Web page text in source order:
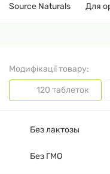
Модифікації товару:
120 таблеток
Без лактозы
Без ГМО
Source Naturals Для